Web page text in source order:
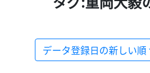
データ登録日の新しい順